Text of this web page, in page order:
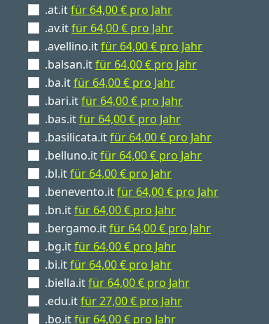
.at.itfür 64,00 € pro Jahr
.av.itfür 64,00 € pro Jahr
.avellino.itfür 64,00 € pro Jahr
.balsan.itfür 64,00 € pro Jahr
.ba.itfür 64,00 € pro Jahr
.bari.itfür 64,00 € pro Jahr
.bas.itfür 64,00 € pro Jahr
.basilicata.itfür 64,00 € pro Jahr
.belluno.itfür 64,00 € pro Jahr
.bl.itfür 64,00 € pro Jahr
.benevento.itfür 64,00 € pro Jahr
.bn.itfür 64,00 € pro Jahr
.bergamo.itfür 64,00 € pro Jahr
.bg.itfür 64,00 € pro Jahr
.bi.itfür 64,00 € pro Jahr
.biella.itfür 64,00 € pro Jahr
.edu.itfür 27,00 € pro Jahr
.bo.itfür 64,00 € pro Jahr